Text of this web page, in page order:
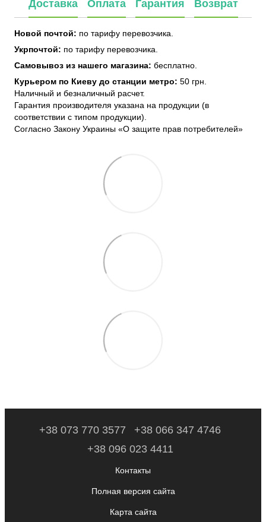
Доставка Оплата Гарантия Возврат
Новой почтой: по тарифу перевозчика.
Укрпочтой: по тарифу перевозчика.
Самовывоз из нашего магазина: бесплатно.
Курьером по Киеву до станции метро: 50 грн.
Наличный и безналичный расчет.
Гарантия производителя указана на продукции (в
соответствии с типом продукции).
Согласно Закону Украины «О защите прав потребителей»
+38 073 770 3577
+38 066 347 4746
+38 096 023 4411
Контакты
Полная версия сайта
Карта сайта